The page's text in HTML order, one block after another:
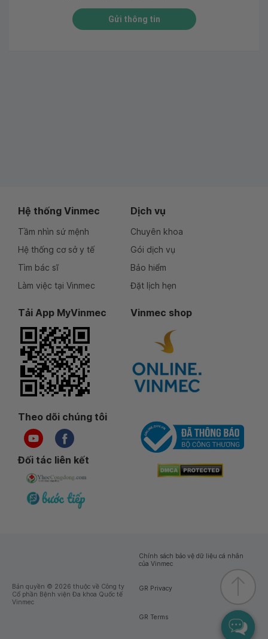
Gửi thông tin
Hệ thống Vinmec
Tầm nhìn sứ mệnh
Hệ thống cơ sở y tế
Tìm bác sĩ
Làm việc tại Vinmec
Dịch vụ
Chuyên khoa
Gói dịch vụ
Bảo hiểm
Đặt lịch hẹn
Tải App MyVinmec Vinmec shop
Theo dõi chúng tôi
Đối tác liên kết
Bản quyền © 2026 thuộc về Công ty
Cổ phần Bệnh viện Đa khoa Quốc tế
Vinmec
Chính sách bảo vệ dữ liệu cá nhân
của Vinmec
GR Privacy
GR Terms